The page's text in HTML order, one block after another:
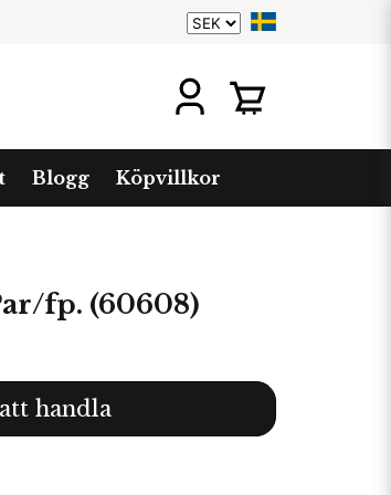
Blogg Köpvillkor
fp. (60608)
handla